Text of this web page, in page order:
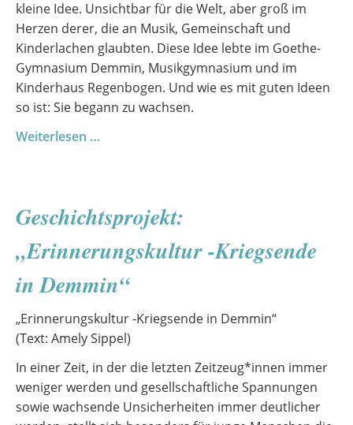
kleine Idee. Unsichtbar für die Welt, aber groß im
Herzen derer, die an Musik, Gemeinschaft und
Kinderlachen glaubten. Diese Idee lebte im Goethe-
Gymnasium Demmin, Musikgymnasium und im
Kinderhaus Regenbogen. Und wie es mit guten Ideen
so ist: Sie begann zu wachsen.
Weiterlesen …
&
Goethe-
Gymnasium
erhalten
Förderpreis
2025
Geschichtsprojekt:
„Erinnerungskultur -Kriegsende
in Demmin“
„Erinnerungskultur -Kriegsende in Demmin“
(Text: Amely Sippel)
In einer Zeit, in der die letzten Zeitzeug*innen immer
weniger werden und gesellschaftliche Spannungen
sowie wachsende Unsicherheiten immer deutlicher